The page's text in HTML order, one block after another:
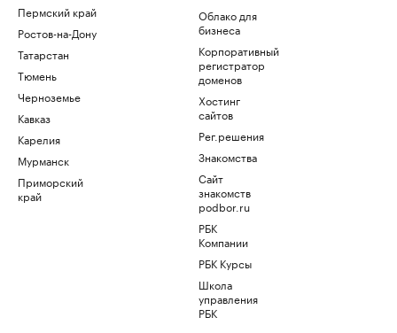
Пермский край
Ростов-на-Дону
Татарстан
Тюмень
Черноземье
Кавказ
Карелия
Мурманск
Приморский
край
Облако для
бизнеса
Корпоративный
регистратор
доменов
Хостинг
сайтов
Рег.решения
Знакомства
Сайт
знакомств
podbor.ru
РБК
Компании
РБК Курсы
Школа
управления
РБК